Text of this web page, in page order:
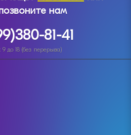
нам
81-41
до 18 (без перерыва)